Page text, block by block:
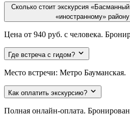
Сколько стоит экскурсия
«иностранному»
Цена от 940 руб. с человека.
Где встреча с гидом?
Место встречи: Метро Бауманская.
Как оплатить экскурсию?
Полная онлайн-оплата.